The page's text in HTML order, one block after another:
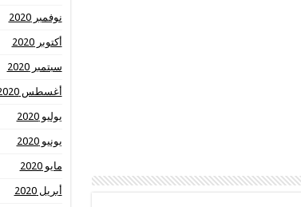
نوفمبر 2020
أكتوبر 2020
سبتمبر 2020
أغسطس 2020
يوليو 2020
يونيو 2020
مايو 2020
أبريل 2020